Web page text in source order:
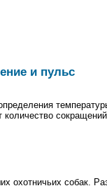
и пульс
количество
охотничьих собак.